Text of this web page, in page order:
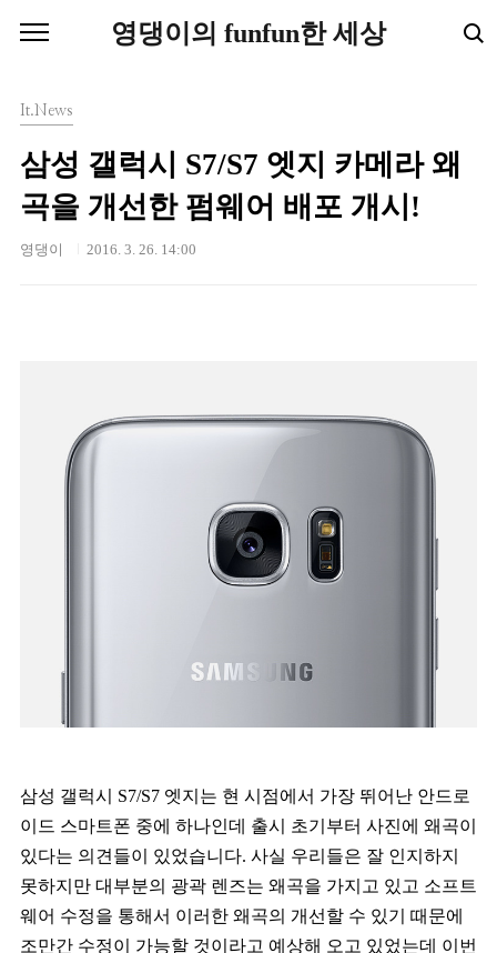
영댕이의 funfun한 세상
It.News
삼성 갤럭시 S7/S7 엣지 카메라 왜
곡을 개선한 펌웨어 배포 개시!
영댕이 2016. 3. 26. 14:00
삼성 갤럭시 S7/S7 엣지는 현 시점에서 가장 뛰어난 안드로
이드 스마트폰 중에 하나인데 출시 초기부터 사진에 왜곡이
있다는 의견들이 있었습니다. 사실 우리들은 잘 인지하지
못하지만 대부분의 광곽 렌즈는 왜곡을 가지고 있고 소프트
웨어 수정을 통해서 이러한 왜곡의 개선할 수 있기 때문에
조만간 수정이 가능할 것이라고 예상해 오고 있었는데 이번